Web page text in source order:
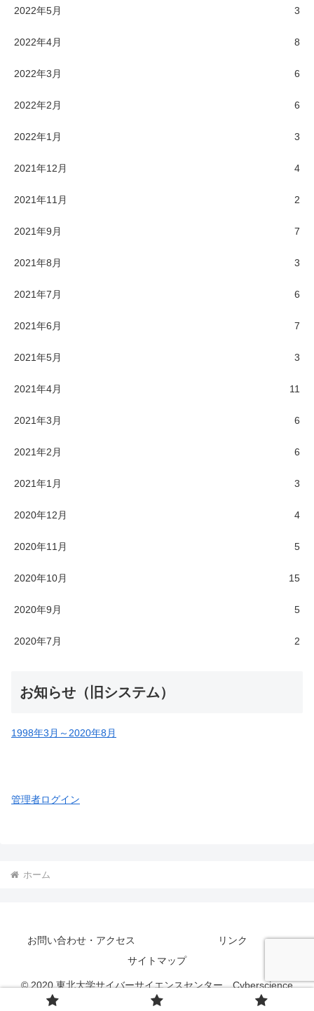
2022年5月 3
2022年4月 8
2022年3月 6
2022年2月 6
2022年1月 3
2021年12月 4
2021年11月 2
2021年9月 7
2021年8月 3
2021年7月 6
2021年6月 7
2021年5月 3
2021年4月 11
2021年3月 6
2021年2月 6
2021年1月 3
2020年12月 4
2020年11月 5
2020年10月 15
2020年9月 5
2020年7月 2
お知らせ（旧システム）
1998年3月～2020年8月
管理者ログイン
ホーム
お問い合わせ・アクセス
リンク
サイトマップ
© 2020 東北大学サイバーサイエンスセンター Cyberscience
Center, Tohoku University.